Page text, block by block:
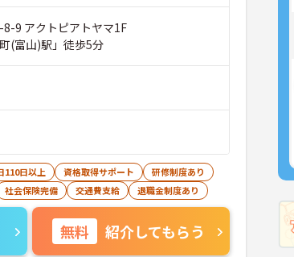
9 アクトピアトヤマ1F
(富山)駅」徒歩5分
110日以上 資格取得サポート
研修制度あり
社会保険完備 交通費支給 退職金制度あり
無料 紹介してもらう